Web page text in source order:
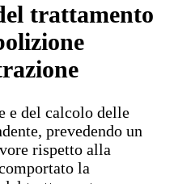
trattamento
e del calcolo delle
prevedendo un
rispetto alla
la